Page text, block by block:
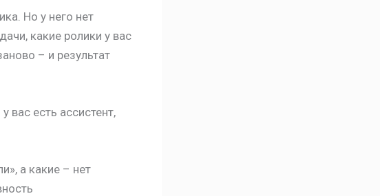
Но у него нет
какие ролики у вас
– и результат
вас есть ассистент,
а какие – нет